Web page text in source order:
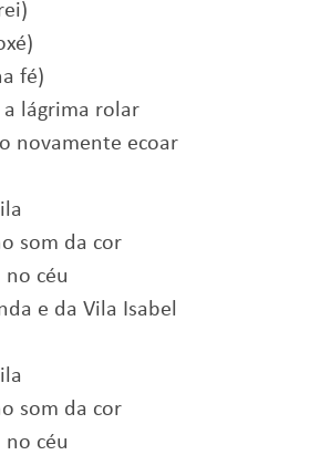
fé)
lágrima rolar
novamente ecoar
som da cor
no céu
e da Vila Isabel
som da cor
no céu